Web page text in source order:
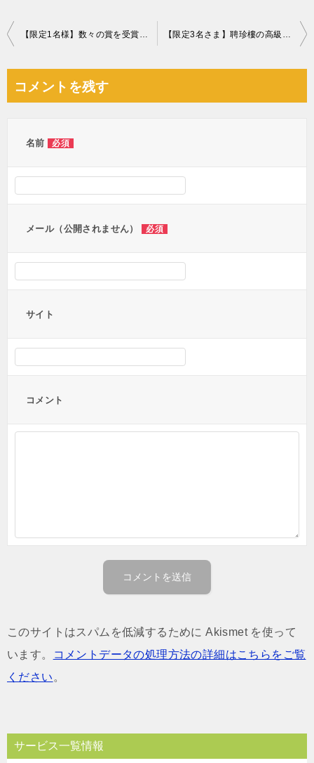
投
ビ
【限定1名様】数々の賞を受賞した鹿児島県老舗和菓子店の栗ようかん 【限定3名さま】聘珍樓の高級飲茶＆点心セット
コメントを残す
名前 必須
メール（公開されません） 必須
サイト
コメント
このサイトはスパムを低減するために Akismet を使って
います。
コメントデータの処理方法の詳細はこちらをご覧
ください。
サービス一覧情報